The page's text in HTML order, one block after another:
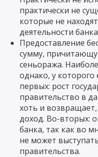
практически не
которые не
деятельности
Предоставление
сумму,
сеньоража.
однако, у
первых: рост
правительство в
хоть и
доход. Во-вторых:
банка, так как во
не может
правительства.